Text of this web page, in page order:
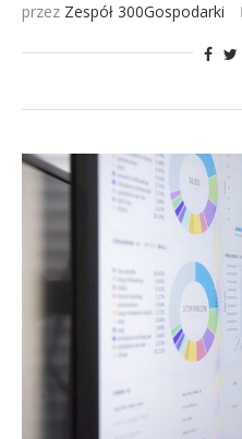
przez Zespół 300Gospodarki